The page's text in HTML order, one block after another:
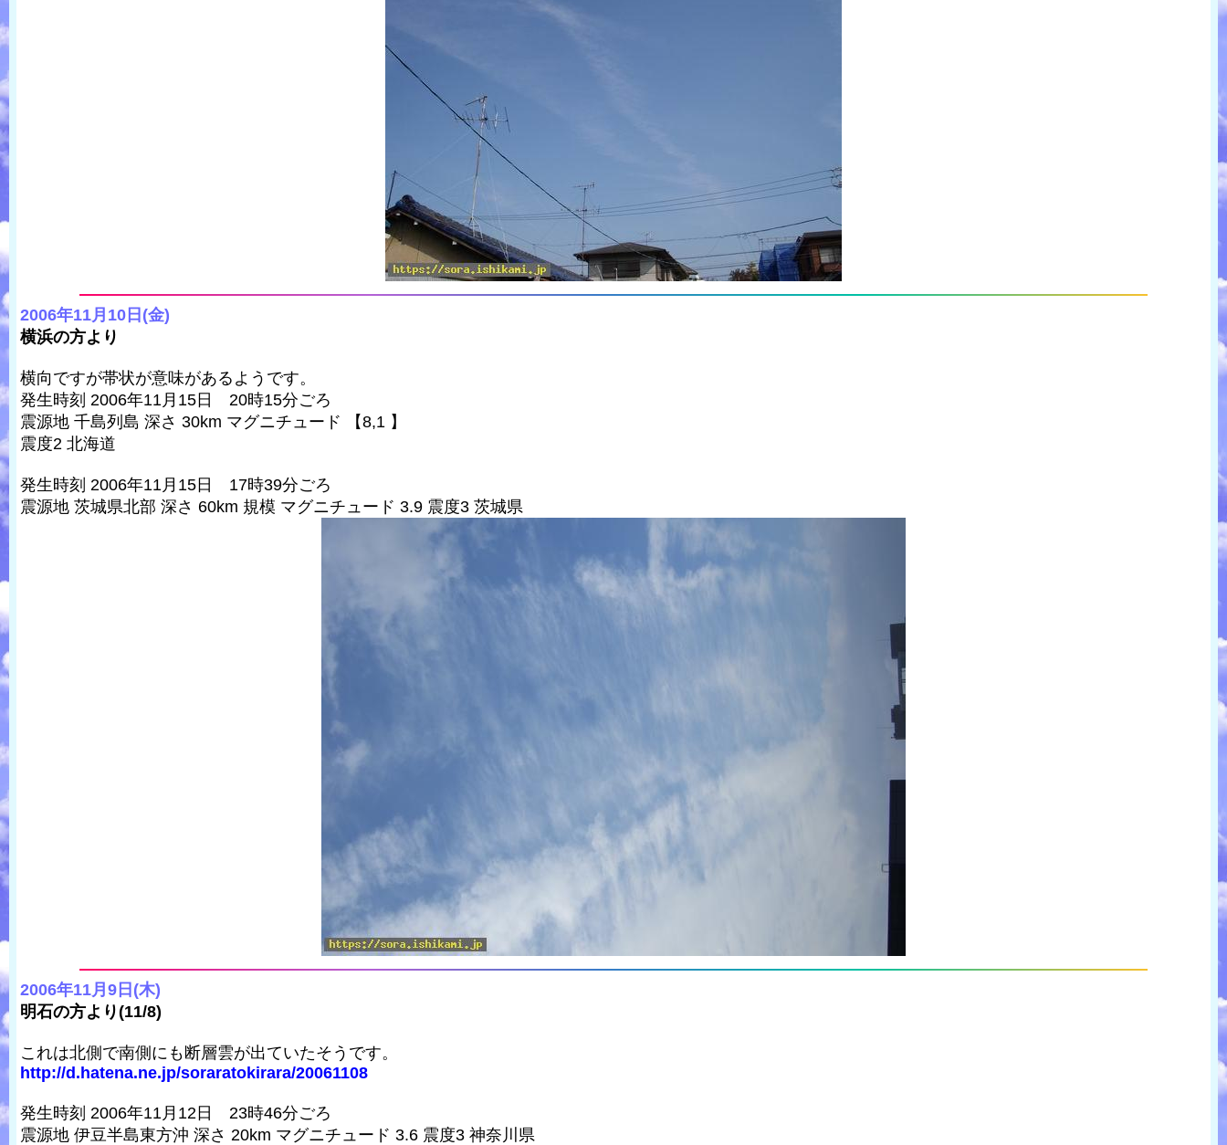
2006年11月10日(金)
横浜の方より
横向ですが帯状が意味があるようです。
発生時刻 2006年11月15日 20時15分ごろ
震源地 千島列島 深さ 30km マグニチュード 【8,1 】
震度2 北海道
発生時刻 2006年11月15日 17時39分ごろ
震源地 茨城県北部 深さ 60km 規模 マグニチュード 3.9 震度3 茨城県
2006年11月9日(木)
明石の方より(11/8)
これは北側で南側にも断層雲が出ていたそうです。
http://d.hatena.ne.jp/soraratokirara/20061108
発生時刻 2006年11月12日 23時46分ごろ
震源地 伊豆半島東方沖 深さ 20km マグニチュード 3.6 震度3 神奈川県